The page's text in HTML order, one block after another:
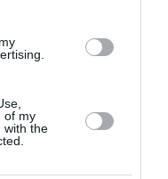
of my
with the
στίχο
τι κέρδισα/ τι
που θυμίζει
ριζικών
νέων, κατά το